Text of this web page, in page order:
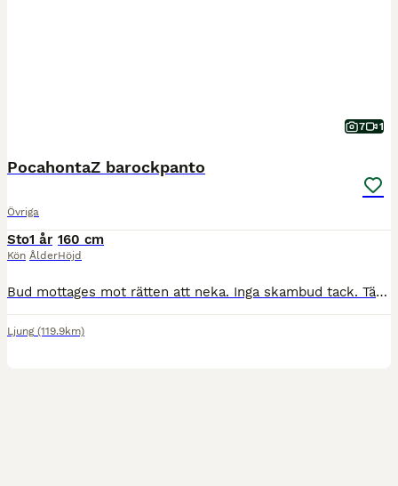
7 1
PocahontaZ barockpanto
Övriga
Sto
Kön
1 år
Ålder
160 cm
Höjd
Bud mottages mot rätten att neka. Inga skambud tack. Tänkta priset va 55 men kan gå ner till 45 med snabb och smidig affär. Kan tänkas bytas men vill ha pengar i mellan till mig då vi skall köpa annat. ​Vacker och nätt pärla med härlig utstrålning söker nytt hem ​Kort om hästen: Manke:mamman 157 pappa 167 ​Kön: Sto ​Stam: Friser / Halvblod ​Typ: Nätt utseende, vacker gån
Ljung (119.9km)